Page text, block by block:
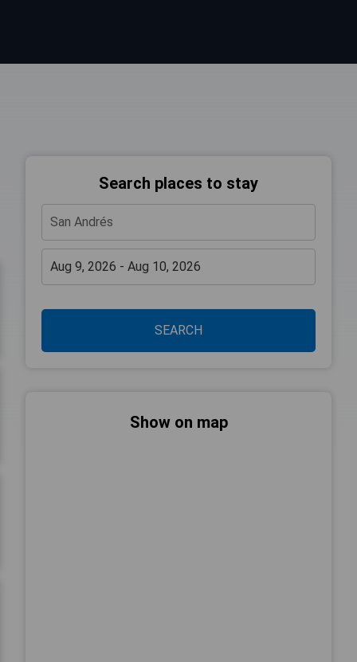
Search places to stay
SEARCH
Show on map